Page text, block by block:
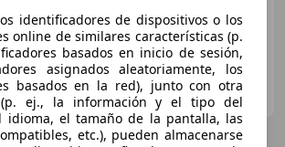
identificadores de dispositivos o los
online de similares características (p.
basados en inicio de sesión,
asignados aleatoriamente, los
basados en la red), junto con otra
(p. ej., la información y el tipo del
idioma, el tamaño de la pantalla, las
etc.), pueden almacenarse